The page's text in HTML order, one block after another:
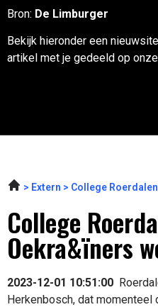
Bron: De Limburger
Bekijk hieronder een
artikel met je gedeeld op
Extern College
College
Oekra&ïners
2023-12-01 10:51:00
Herkenbosch, dat